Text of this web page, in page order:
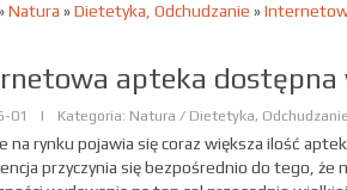
Natura »Dietetyka, Odchudzanie »
apteka dostępna
01 | Kategoria: Natura / Dietetyka, Odchudzanie
na rynku pojawia się coraz większa ilość
przyczynia się bezpośrednio do tego, że